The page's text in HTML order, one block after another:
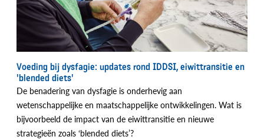
Voeding bij dysfagie: updates rond IDDSI, eiwittransitie en
'blended diets'
De benadering van dysfagie is onderhevig aan
wetenschappelijke en maatschappelijke ontwikkelingen. Wat is
bijvoorbeeld de impact van de eiwittransitie en nieuwe
strategieën zoals ‘blended diets’?